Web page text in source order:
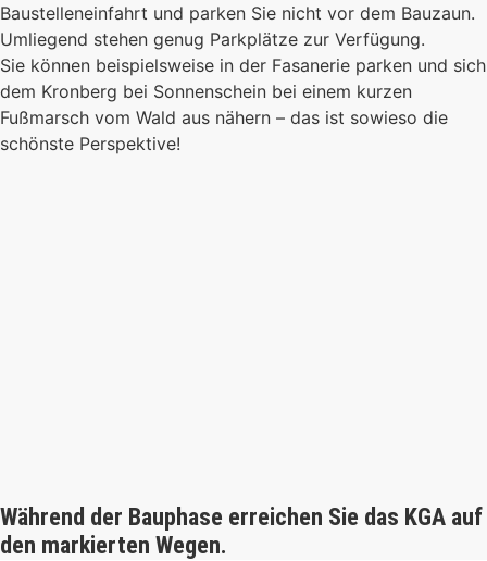
Baustelleneinfahrt und parken Sie nicht vor dem Bauzaun.
Umliegend stehen genug Parkplätze zur Verfügung.
Sie können beispielsweise in der Fasanerie parken und sich
dem Kronberg bei Sonnenschein bei einem kurzen
Fußmarsch vom Wald aus nähern – das ist sowieso die
schönste Perspektive!
Während der Bauphase erreichen Sie das KGA auf
den markierten Wegen.